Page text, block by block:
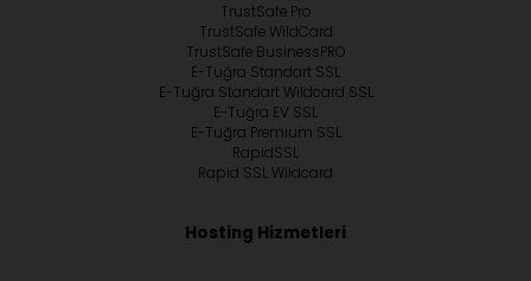
TrustSafe Pro
TrustSafe WildCard
TrustSafe BusinessPRO
E-Tuğra Standart SSL
E-Tuğra Standart Wildcard SSL
E-Tuğra EV SSL
E-Tuğra Premium SSL
RapidSSL
Rapid SSL Wildcard
Hosting Hizmetleri